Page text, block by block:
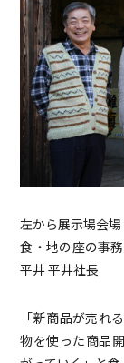
左から展示場会
食・地の座の事
平井 平井社長
「新商品が売れ
物を使った商品